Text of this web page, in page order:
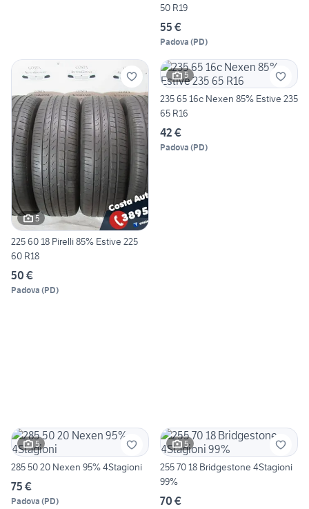
50 R19
55 €
Padova (PD)
5
225 60 18 Pirelli 85% Estive 225
60 R18
50 €
Padova (PD)
5
235 65 16c Nexen 85% Estive 235
65 R16
42 €
Padova (PD)
5
285 50 20 Nexen 95% 4Stagioni
75 €
Padova (PD)
5
255 70 18 Bridgestone 4Stagioni
99%
70 €